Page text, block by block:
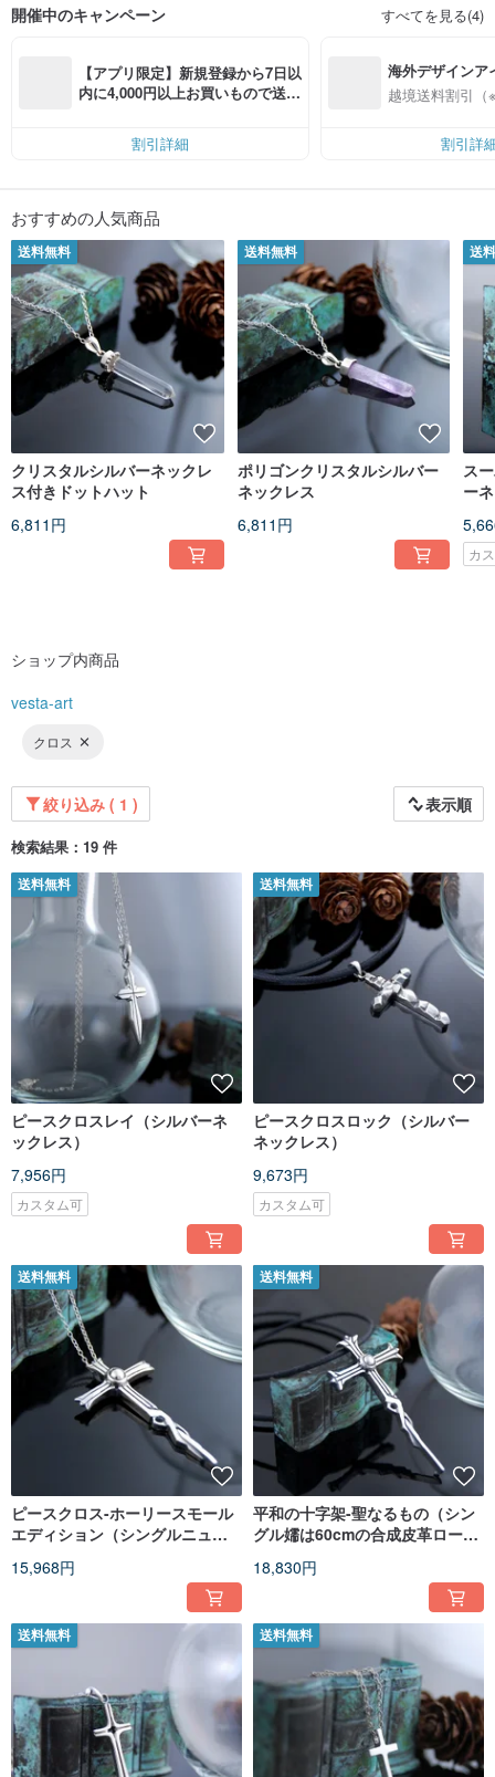
create.
It’s quite reflective for light, so it looks quite dazzling,
Just like Vesta Art,
Each curve, each knife, finely honed,
However, art was born with a strong force of attachment.
Extracted in countless hours,
The extension of knowledge has the necessary primary conditions.
When you want to innovate and want to break through,
You must take away the knowledge you have learned.
To create "one" with the idea of ​​"zero" because innovation is a violation of
normality.
Vesta Art was founded in 2004.
Focusing on silver jewelry, and setting up a teaching center to train talents.
開催中のキャンペーン すべてを見る(4)
【アプリ限定】新規登録から7日以
内に4,000円以上お買いもので送料
割引詳細
海外デザインア
入
越境送料割引（
割引詳
おすすめの人気商品
送料無料
クリスタルシルバーネックレ
ス付きドットハット
6,811円
送料無料
ポリゴンクリスタルシルバー
ネックレス
6,811円
送
ス
ー
カ
ショップ内商品
vesta-art
クロス
絞り込み ( 1 ) 表示順
検索結果：19 件
送料無料
ピースクロスレイ（シルバーネ
ックレス）
7,956円
カスタム可
送料無料
ピースクロスロック（シルバー
ネックレス）
9,673円
カスタム可
送料無料
ピースクロス-ホーリースモール
エディション（シングルニュー
コード60cm）
15,968円
送料無料
平和の十字架-聖なるもの（シン
グル嬬は60cmの合成皮革ロープ
18,830円
送料無料 送料無料